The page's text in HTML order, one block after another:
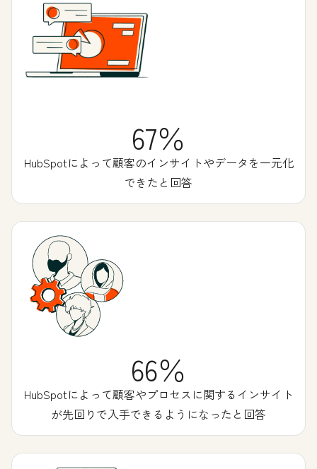
67％
HubSpotによって顧客のインサイトやデータを一元化
できたと回答
66％
HubSpotによって顧客やプロセスに関するインサイト
が先回りで入手できるようになったと回答